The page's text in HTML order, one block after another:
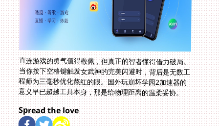
直连游戏的勇气值得敬佩，但真正的智者懂得借力破局。
当你按下空格键触发女武神的完美闪避时，背后是无数工
程师为三毫秒优化熬红的眼。国外玩崩坏学园2加速器的
意义早已超越工具本身，那是给物理距离的温柔妥协。
Spread the love